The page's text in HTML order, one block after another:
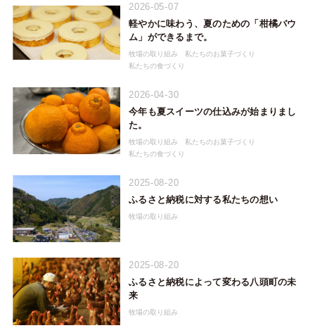
2026-05-07
軽やかに味わう、夏のための「柑橘バウ
ム」ができるまで。
牧場の取り組み
私たちのお菓子づくり
私たちの食づくり
2026-04-30
今年も夏スイーツの仕込みが始まりまし
た。
牧場の取り組み
私たちのお菓子づくり
私たちの食づくり
2025-08-20
ふるさと納税に対する私たちの想い
牧場の取り組み
2025-08-20
ふるさと納税によって変わる八頭町の未
来
牧場の取り組み